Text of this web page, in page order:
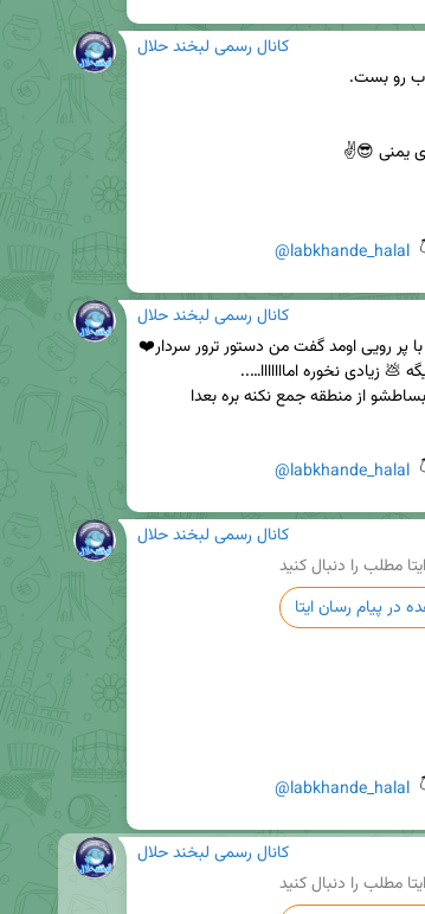
کانال رسمی لبخند حلال
@labkhande_halal
کانال رسمی لبخند حلال
@labkhande_halal
کانال رسمی لبخند حلال
مطلب را دنبال کنید
در پیام رسان ایتا
@labkhande_halal
کانال رسمی لبخند حلال
مطلب را دنبال کنید